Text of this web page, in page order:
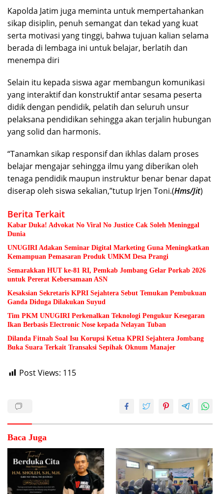
Kapolda Jatim juga meminta untuk mempertahankan
sikap disiplin, penuh semangat dan tekad yang kuat
serta motivasi yang tinggi, bahwa tujuan kalian selama
berada di lembaga ini untuk belajar, berlatih dan
menempa diri
Selain itu kepada siswa agar membangun komunikasi
yang interaktif dan konstruktif antar sesama peserta
didik dengan pendidik, pelatih dan seluruh unsur
pelaksana pendidikan sehingga akan terjalin hubungan
yang solid dan harmonis.
“Tanamkan sikap responsif dan ikhlas dalam proses
belajar mengajar sehingga ilmu yang diberikan oleh
tenaga pendidik maupun instruktur benar benar dapat
diserap oleh siswa sekalian,”tutup Irjen Toni.(Hms/Jit)
Berita Terkait
Kabar Duka! Advokat No Viral No Justice Cak Soleh Meninggal
Dunia
UNUGIRI Adakan Seminar Digital Marketing Guna Meningkatkan
Kemampuan Pemasaran Produk UMKM Desa Prangi
Semarakkan HUT ke-81 RI, Pemkab Jombang Gelar Porkab 2026
untuk Pererat Kebersamaan ASN
Kesaksian Sekretaris KPRI Sejahtera Sebut Temukan Pembukuan
Ganda Diduga Dilakukan Suyud
Tim PKM UNUGIRI Perkenalkan Teknologi Pengukur Kesegaran
Ikan Berbasis Electronic Nose kepada Nelayan Tuban
Dilanda Fitnah Soal Isu Korupsi Ketua KPRI Sejahtera Jombang
Buka Suara Terkait Transaksi Sepihak Oknum Manajer
Post Views: 115
Baca Juga